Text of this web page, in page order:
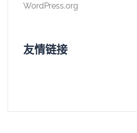
WordPress.org
友情链接